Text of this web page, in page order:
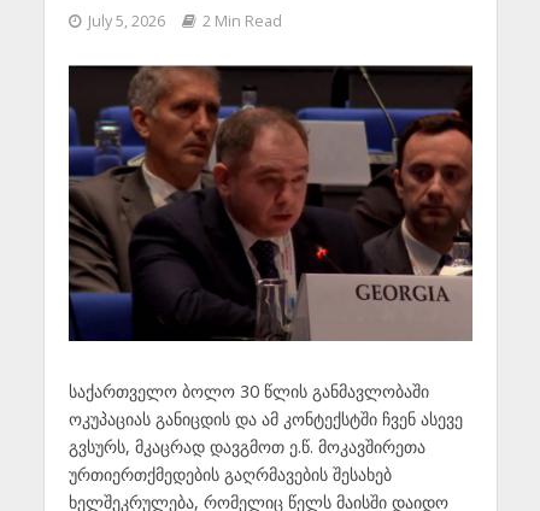
July 5, 2026 2 Min Read
საქართველო ბოლო 30 წლის განმავლობაში
ოკუპაციას განიცდის და ამ კონტექსტში ჩვენ ასევე
გვსურს, მკაცრად დავგმოთ ე.წ. მოკავშირეთა
ურთიერთქმედების გაღრმავების შესახებ
ხელშეკრულება, რომელიც წელს მაისში დაიდო